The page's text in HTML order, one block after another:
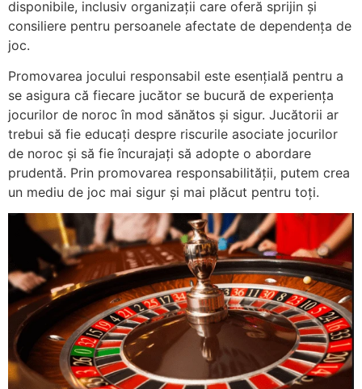
disponibile, inclusiv organizații care oferă sprijin și
consiliere pentru persoanele afectate de dependența de
joc.
Promovarea jocului responsabil este esențială pentru a
se asigura că fiecare jucător se bucură de experiența
jocurilor de noroc în mod sănătos și sigur. Jucătorii ar
trebui să fie educați despre riscurile asociate jocurilor
de noroc și să fie încurajați să adopte o abordare
prudentă. Prin promovarea responsabilității, putem crea
un mediu de joc mai sigur și mai plăcut pentru toți.